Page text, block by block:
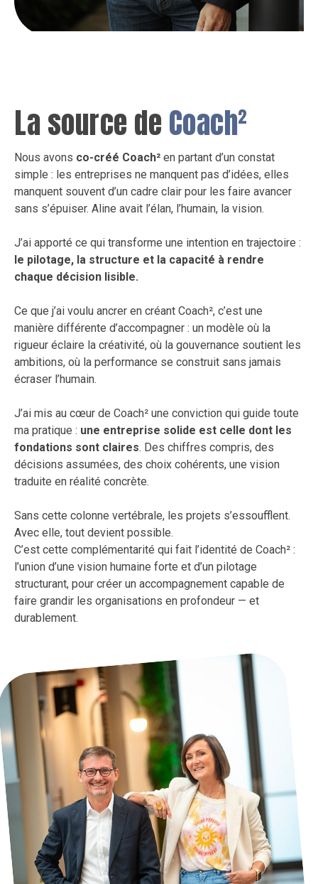
La source de Coach²
Nous avons co-créé Coach² en partant d’un constat
simple : les entreprises ne manquent pas d’idées, elles
manquent souvent d’un cadre clair pour les faire avancer
sans s’épuiser. Aline avait l’élan, l’humain, la vision.
J’ai apporté ce qui transforme une intention en trajectoire :
le pilotage, la structure et la capacité à rendre
chaque décision lisible.
Ce que j’ai voulu ancrer en créant Coach², c’est une
manière différente d’accompagner : un modèle où la
rigueur éclaire la créativité, où la gouvernance soutient les
ambitions, où la performance se construit sans jamais
écraser l’humain.
J’ai mis au cœur de Coach² une conviction qui guide toute
ma pratique : une entreprise solide est celle dont les
fondations sont claires. Des chiffres compris, des
décisions assumées, des choix cohérents, une vision
traduite en réalité concrète.
Sans cette colonne vertébrale, les projets s’essoufflent.
Avec elle, tout devient possible.
C’est cette complémentarité qui fait l’identité de Coach² :
l’union d’une vision humaine forte et d’un pilotage
structurant, pour créer un accompagnement capable de
faire grandir les organisations en profondeur — et
durablement.